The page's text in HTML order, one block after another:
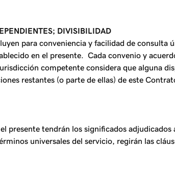
DIVISIBILIDAD
para conveniencia y facilidad de
en el presente. Cada convenio y
competente considera que alguna
restantes (o parte de ellas) de este
presente tendrán los significados
universales del servicio, regirán las